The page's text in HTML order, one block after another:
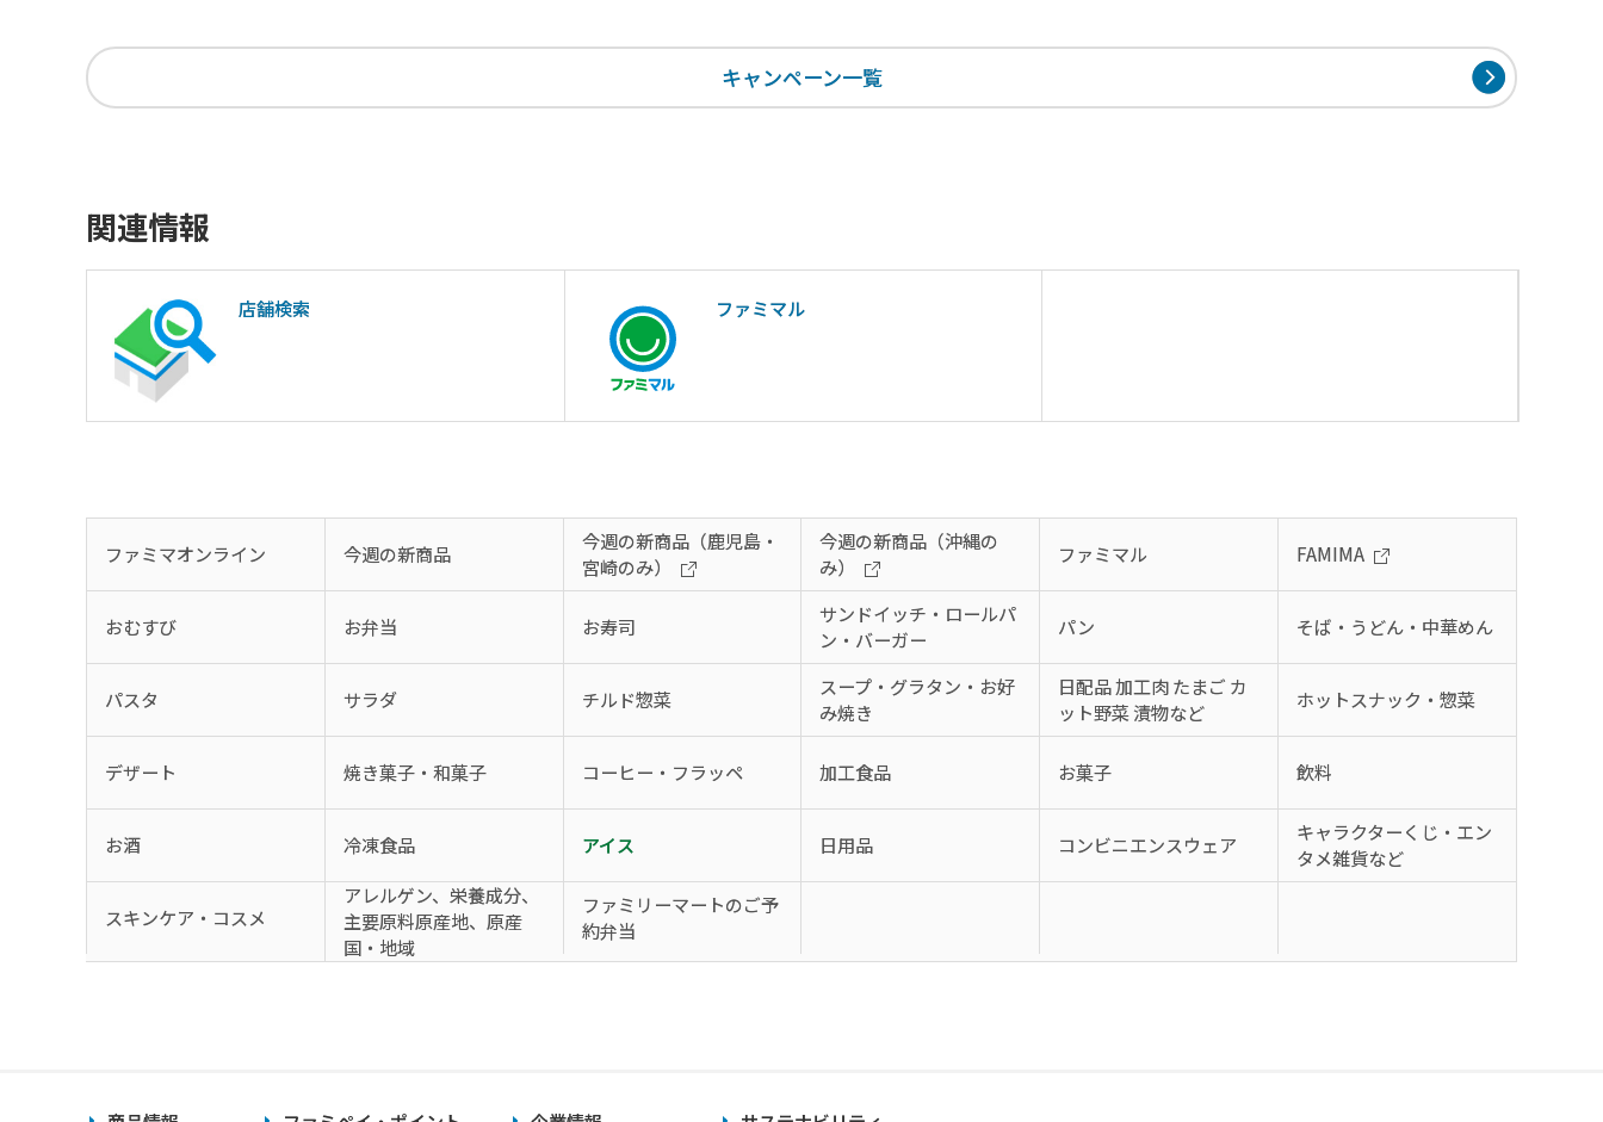
キャンペーン一覧
関連情報
店舗検索 ファミマル
ファミマオンライン 今週の新商品
今週の新商品（鹿児島・
宮崎のみ）
今週の新商品（沖縄の
み）
ファミマル FAMIMA
おむすび お弁当 お寿司
サンドイッチ・ロールパ
ン・バーガー
パン そば・うどん・中華めん
パスタ サラダ チルド惣菜
スープ・グラタン・お好
み焼き
日配品 加工肉 たまご カ
ット野菜 漬物など
ホットスナック・惣菜
デザート 焼き菓子・和菓子 コーヒー・フラッペ 加工食品 お菓子 飲料
お酒 冷凍食品 アイス 日用品 コンビニエンスウェア
キャラクターくじ・エン
タメ雑貨など
スキンケア・コスメ
アレルゲン、栄養成分、
主要原料原産地、原産
国・地域
ファミリーマートのご予
約弁当